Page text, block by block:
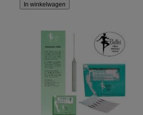
In winkelwagen